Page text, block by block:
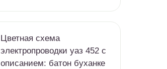
Цветная схема
электропроводки уаз 452 с
описанием: батон буханке